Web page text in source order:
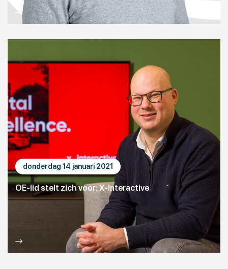
donderdag 14 januari 2021
OE-lid stelt zich voor: X-Interactive